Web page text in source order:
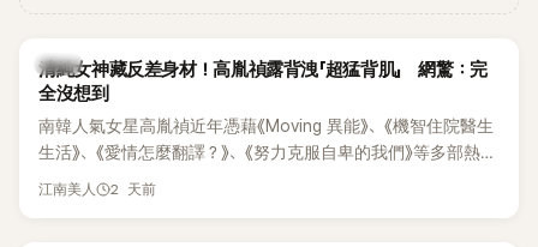
韓星
清純女神藏反差身材！高胤禎露背洩「超猛背肌」 網驚：完
全沒想到
南韓人氣女星高胤禎近年憑藉《Moving 異能》、《機智住院醫生
生活》、《愛情怎麼翻譯？》、《努力克服自卑的我們》等多部熱門
作品，躍升為韓劇新一代女神代表，不僅演技備受肯定，精緻
江南美人 2 天前